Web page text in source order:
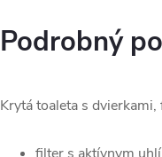
Podrobný
Krytá toaleta s